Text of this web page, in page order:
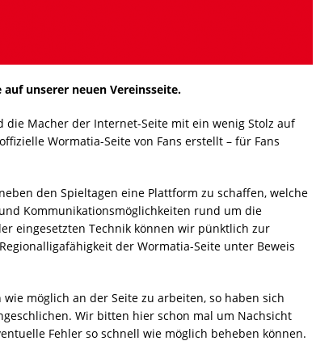
unserer neuen Vereinsseite.
die Macher der Internet-Seite mit ein wenig Stolz auf
Wormatia-Seite von Fans erstellt – für Fans
den Spieltagen eine Plattform zu schaffen, welche
Kommunikationsmöglichkeiten rund um die
eingesetzten Technik können wir pünktlich zur
der Wormatia-Seite unter Beweis
möglich an der Seite zu arbeiten, so haben sich
Wir bitten hier schon mal um Nachsicht
Fehler so schnell wie möglich beheben können.